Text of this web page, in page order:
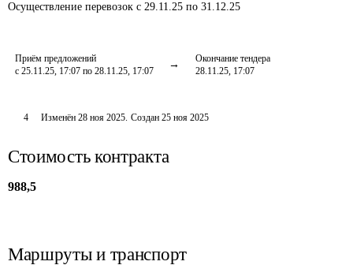
Осуществление перевозок с 29.11.25 по 31.12.25
Приём предложений
с 25.11.25, 17:07 по 28.11.25, 17:07
Окончание тендера
28.11.25, 17:07
4 Изменён 28 ноя 2025. Создан 25 ноя 2025
Стоимость контракта
988,5
Маршруты и транспорт